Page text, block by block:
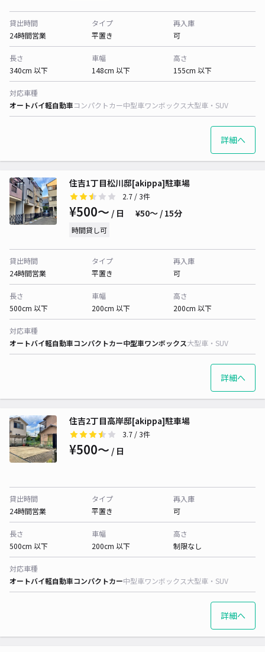
貸出時間
24時間営業
タイプ
平置き
再入庫
可
長さ
340cm 以下
車幅
148cm 以下
高さ
155cm 以下
対応車種
オートバイ軽自動車コンパクトカー中型車ワンボックス大型車・SUV
詳細へ
住吉1丁目松川邸[akippa]駐車場
2.7 / 3件
¥500〜 / 日 ¥50〜 / 15分
時間貸し可
貸出時間
24時間営業
タイプ
平置き
再入庫
可
長さ
500cm 以下
車幅
200cm 以下
高さ
200cm 以下
対応車種
オートバイ軽自動車コンパクトカー中型車ワンボックス大型車・SUV
詳細へ
住吉2丁目高岸邸[akippa]駐車場
3.7 / 3件
¥500〜 / 日
貸出時間
24時間営業
タイプ
平置き
再入庫
可
長さ
500cm 以下
車幅
200cm 以下
高さ
制限なし
対応車種
オートバイ軽自動車コンパクトカー中型車ワンボックス大型車・SUV
詳細へ